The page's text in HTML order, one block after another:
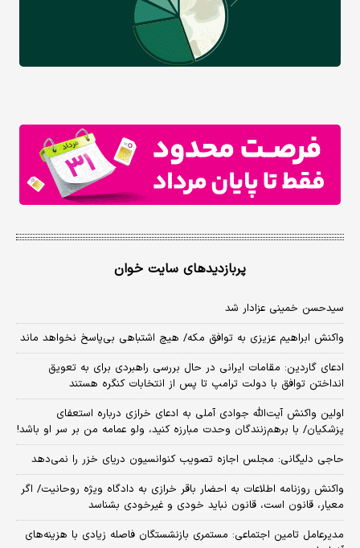
پربازدیدهای سایت خوان
سیدحسن خمینی عزادار شد
واکنش ابراهیم عزیزی به توافق مکه/ هیچ اشتباهی بی‌پاسخ نخواهد ماند
ادعای گاردین: مقامات ایرانی در حال بررسی راهبردی برای به تعویق
انداختن توافق با دولت ترامپ تا پس از انتخابات کنگره هستند
اولین واکنش آیت‌الله جوادی آملی به ادعای خرازی درباره استعفای
پزشکیان/ با برهم‌زنندگان وحدت مبارزه کنید، ولو عمامه من بر سر او باشد!
حاجی دلیگانی: مجلس اجازه تصویب کنوانسیون دریای خزر را نمی‌دهد
واکنش روزنامه اطلاعات به احضار باقر خرازی به دادگاه ویژه روحانیت/ اگر
معیار، قانون است، قانون نباید خودی و غیرخودی بشناسد
مدیرعامل تامین اجتماعی: مستمری بازنشستگان فاصله زیادی با هزینه‌های